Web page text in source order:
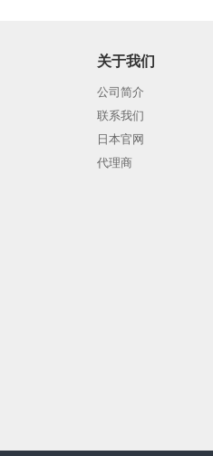
关于我们
公司简介
联系我们
日本官网
代理商